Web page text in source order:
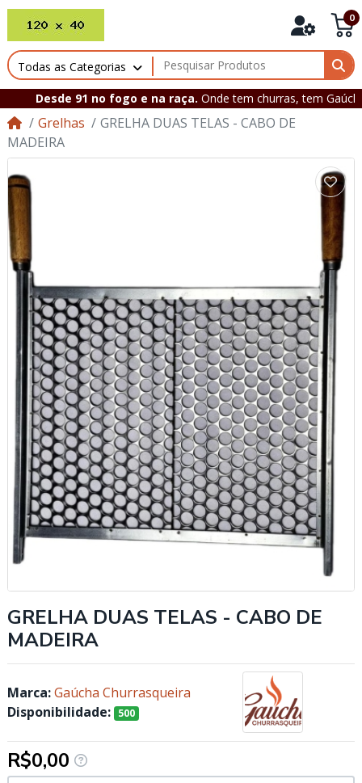
0
Todas as Categorias
Desde 91 no fogo e na raça.Onde tem churras, tem Gaúcha!
Grelhas
GRELHA DUAS TELAS - CABO DE
MADEIRA
GRELHA DUAS TELAS - CABO DE
MADEIRA
Marca:Gaúcha Churrasqueira
Disponibilidade: 500
R$0,00